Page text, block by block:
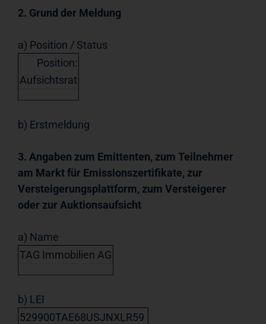
2. Grund der Meldung
a) Position / Status
Position:
Aufsichtsrat
b) Erstmeldung
3. Angaben zum Emittenten, zum Teilnehmer
am Markt für Emissionszertifikate, zur
Versteigerungsplattform, zum Versteigerer
oder zur Auktionsaufsicht
a) Name
TAG Immobilien AG
b) LEI
529900TAE68USJNXLR59